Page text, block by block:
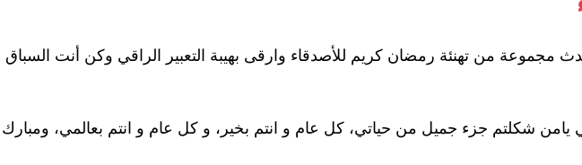
مجموعة من تهنئة رمضان كريم للأصدقاء وارقى بهيبة التعبير الراقي وكن أنت
يامن شكلتم جزء جميل من حياتي، كل عام و انتم بخير، و كل عام و انتم بعالمي،